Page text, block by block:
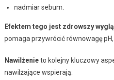
nadmiar sebum.
Efektem tego jest zdrowszy
pomaga przywrócić równowagę
Nawilżenieto kolejny kluczowy
nawilżające wspierają: